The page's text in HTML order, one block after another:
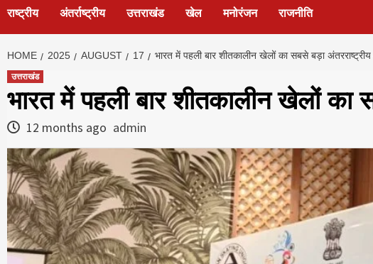
राष्ट्रीय अंतर्राष्ट्रीय उत्तराखंड खेल मनोरंजन राजनीति
HOME 2025 AUGUST 17 भारत में पहली बार शीतकालीन खेलों का सबसे बड़ा
उत्तराखंड
भारत में पहली बार शीतकालीन खेलों का
12 months ago admin